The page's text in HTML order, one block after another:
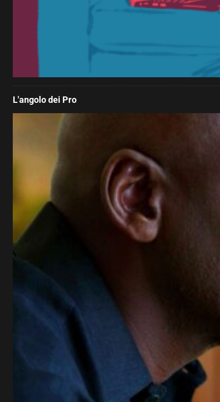
L'angolo dei Pro